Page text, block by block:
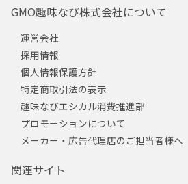
GMO趣味なび株式会社について
運営会社
採用情報
個人情報保護方針
特定商取引法の表示
趣味なびエシカル消費推進部
プロモーションについて
メーカー・広告代理店のご担当者様へ
関連サイト